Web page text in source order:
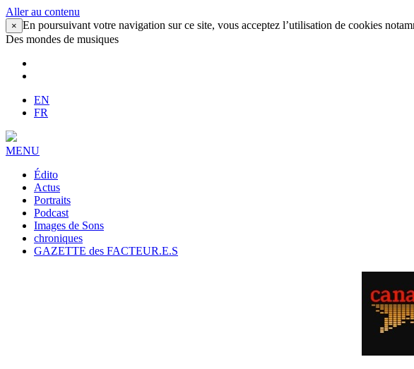
Aller au contenu
× En poursuivant votre navigation sur ce site, vous acceptez l’utilisation de cookies
Des mondes de musiques
EN
FR
MENU
Édito
Actus
Portraits
Podcast
Images de Sons
chroniques
GAZETTE des FACTEUR.E.S